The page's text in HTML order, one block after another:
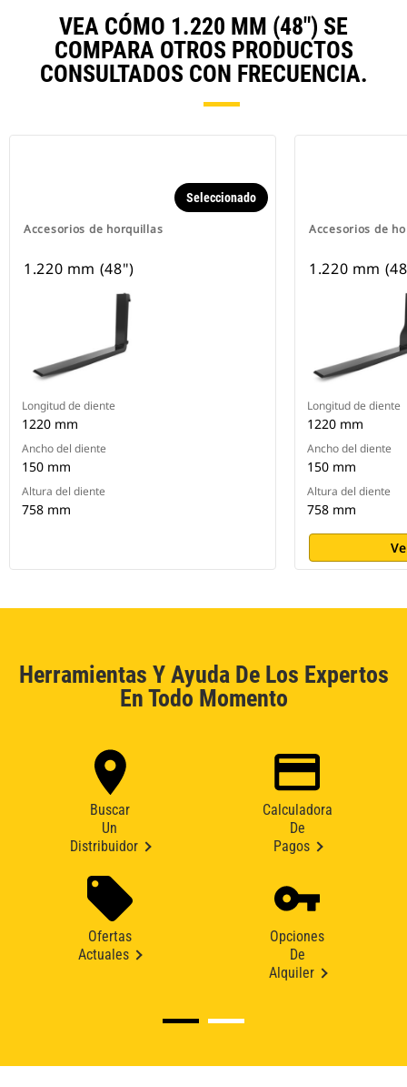
VEA CÓMO 1.220 MM (48") SE
COMPARA OTROS PRODUCTOS
CONSULTADOS CON FRECUENCIA.
Accesorios de horquillas
Seleccionado
1.220 mm (48")
Longitud de diente
1220 mm
Ancho del diente
150 mm
Altura del diente
758 mm
Accesorios de
1.220 mm
Longitud de diente
1220 mm
Ancho del diente
150 mm
Altura del diente
758 mm
Herramientas Y Ayuda De Los Expertos
En Todo Momento
Buscar
Un
Distribuidor
Calculadora
De
Pagos
Ofertas
Actuales
Opciones
De
Alquiler